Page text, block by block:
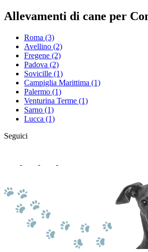
Allevamenti di cane per
Roma (3)
Avellino (2)
Fregene (2)
Padova (2)
Sovicille (1)
Campiglia Marittima (1)
Palermo (1)
Venturina Terme (1)
Sarno (1)
Lucca (1)
Seguici